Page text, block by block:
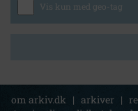
Vis kun med geo-tag
om arkiv.dk | arkiver |